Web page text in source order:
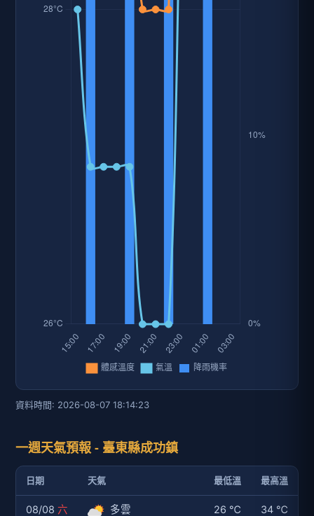
資料時間: 2026-08-07 18:14:23
一週天氣預報 - 臺東縣成功鎮
日期 天氣 最低溫 最高溫
08/08 六 多雲 26 ℃ 34 ℃